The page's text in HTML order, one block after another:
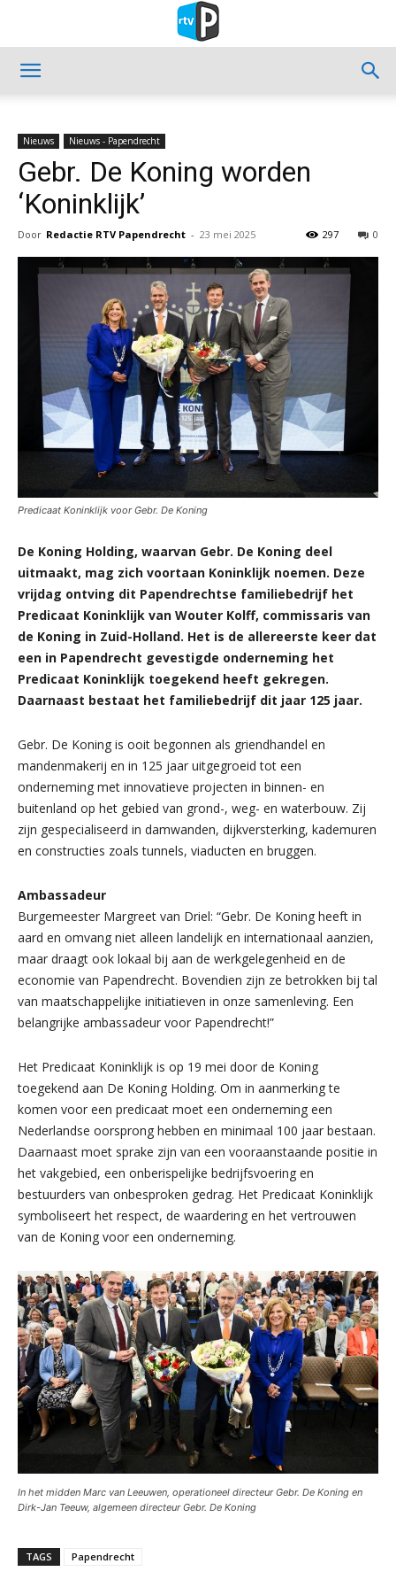
Nieuws Nieuws - Papendrecht
Gebr. De Koning worden
‘Koninklijk’
Door Redactie RTV Papendrecht - 23 mei 2025 0
297
Predicaat Koninklijk voor Gebr. De Koning
De Koning Holding, waarvan Gebr. De Koning deel
uitmaakt, mag zich voortaan Koninklijk noemen. Deze
vrijdag ontving dit Papendrechtse familiebedrijf het
Predicaat Koninklijk van Wouter Kolff, commissaris van
de Koning in Zuid-Holland. Het is de allereerste keer dat
een in Papendrecht gevestigde onderneming het
Predicaat Koninklijk toegekend heeft gekregen.
Daarnaast bestaat het familiebedrijf dit jaar 125 jaar.
Gebr. De Koning is ooit begonnen als griendhandel en
mandenmakerij en in 125 jaar uitgegroeid tot een
onderneming met innovatieve projecten in binnen- en
buitenland op het gebied van grond-, weg- en waterbouw. Zij
zijn gespecialiseerd in damwanden, dijkversterking, kademuren
en constructies zoals tunnels, viaducten en bruggen.
Ambassadeur
Burgemeester Margreet van Driel: “Gebr. De Koning heeft in
aard en omvang niet alleen landelijk en internationaal aanzien,
maar draagt ook lokaal bij aan de werkgelegenheid en de
economie van Papendrecht. Bovendien zijn ze betrokken bij tal
van maatschappelijke initiatieven in onze samenleving. Een
belangrijke ambassadeur voor Papendrecht!”
Het Predicaat Koninklijk is op 19 mei door de Koning
toegekend aan De Koning Holding. Om in aanmerking te
komen voor een predicaat moet een onderneming een
Nederlandse oorsprong hebben en minimaal 100 jaar bestaan.
Daarnaast moet sprake zijn van een vooraanstaande positie in
het vakgebied, een onberispelijke bedrijfsvoering en
bestuurders van onbesproken gedrag. Het Predicaat Koninklijk
symboliseert het respect, de waardering en het vertrouwen
van de Koning voor een onderneming.
In het midden Marc van Leeuwen, operationeel directeur Gebr. De Koning en
⁠Dirk-Jan Teeuw, algemeen directeur Gebr. De Koning
TAGS Papendrecht